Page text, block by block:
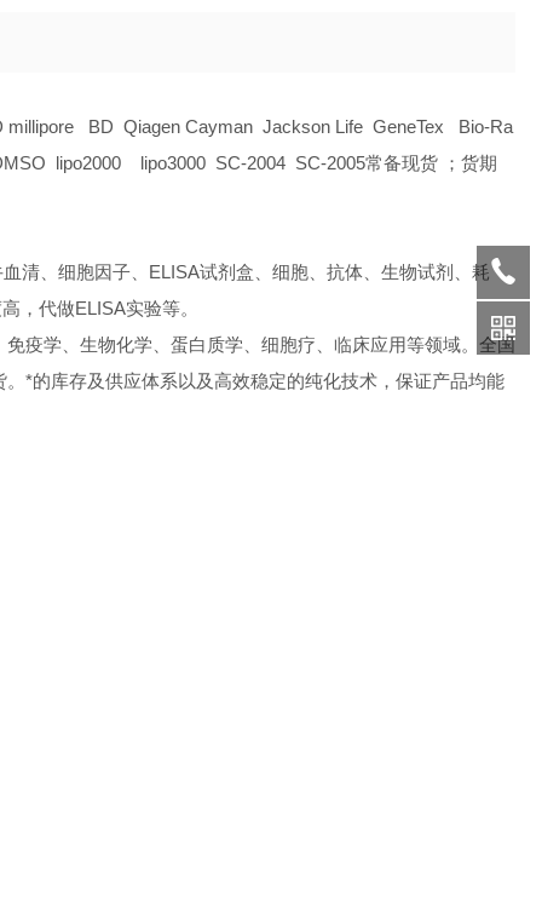
BD Qiagen Cayman Jackson Life GeneTex Bio-Ra
lipo2000 lipo3000 SC-2004 SC-2005常备现货 ；货期
清、细胞因子、ELISA试剂盒、细胞、抗体、生物试剂、耗
，代做ELISA实验等。
疫学、生物化学、蛋白质学、细胞疗、临床应用等领域。全国
*的库存及供应体系以及高效稳定的纯化技术，保证产品均能